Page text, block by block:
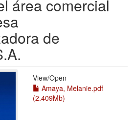
área comercial
de
View/Open
Amaya, Melanie.pdf
(2.409Mb)